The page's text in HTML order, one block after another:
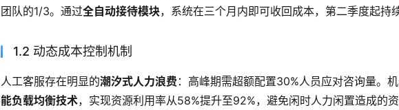
团队的1/3。通过全自动接待模块，系统在三个月内即可收回成本，第二季度起持
1.2 动态成本控制机制
人工客服存在明显的潮汐式人力浪费 ：高峰期需超额配置30%人员应对咨询量。
能负载均衡技术，实现资源利用率从58%提升至92%，避免闲时人力闲置造成的资